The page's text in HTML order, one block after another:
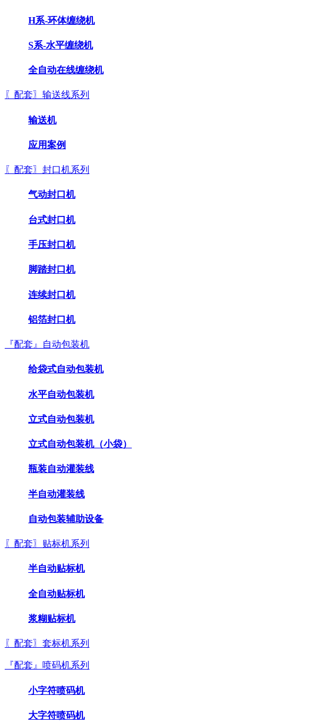
H系-环体缠绕机
S系-水平缠绕机
全自动在线缠绕机
〖配套〗输送线系列
输送机
应用案例
〖配套〗封口机系列
气动封口机
台式封口机
手压封口机
脚踏封口机
连续封口机
铝箔封口机
『配套』自动包装机
给袋式自动包装机
水平自动包装机
立式自动包装机
立式自动包装机（小袋）
瓶装自动灌装线
半自动灌装线
自动包装辅助设备
〖配套〗贴标机系列
半自动贴标机
全自动贴标机
浆糊贴标机
〖配套〗套标机系列
『配套』喷码机系列
小字符喷码机
大字符喷码机